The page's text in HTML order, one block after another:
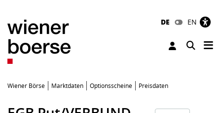
DE EN
Toggle
Wiener Börse Marktdaten Optionsscheine Preisdaten